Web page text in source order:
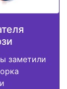
заметили